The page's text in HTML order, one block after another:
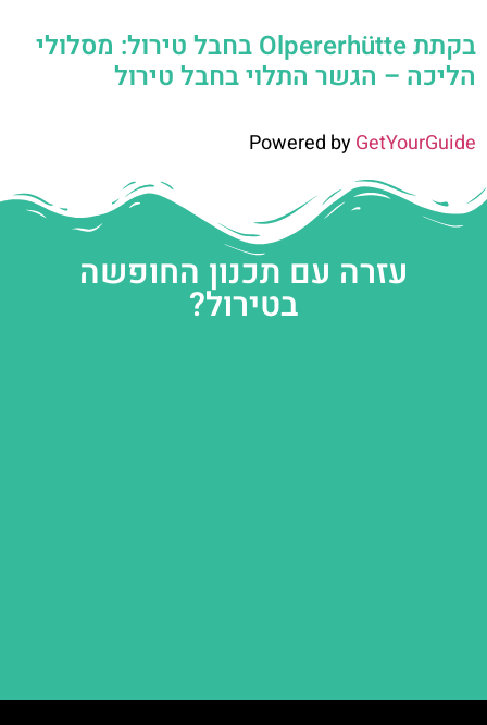
בקתת Olpererhütte בחבל טירול: מסלולי
הליכה – הגשר התלוי בחבל טירול
Powered byGetYourGuide
עזרה עם תכנון החופשה
בטירול?